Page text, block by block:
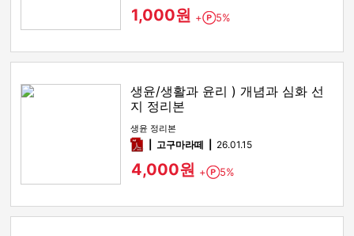
1,000원 + Point
5%
생윤/생활과 윤리 ) 개념과 심화 선
지 정리본
생윤 정리본
pdf고구마라떼 26.01.15
4,000원 + Point
5%